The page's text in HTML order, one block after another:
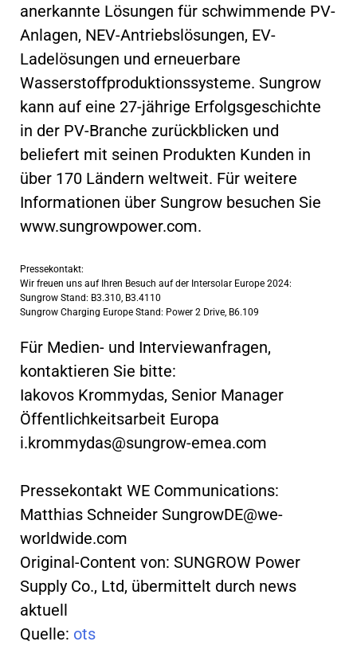
anerkannte Lösungen für schwimmende PV-
Anlagen, NEV-Antriebslösungen, EV-
Ladelösungen und erneuerbare
Wasserstoffproduktionssysteme. Sungrow
kann auf eine 27-jährige Erfolgsgeschichte
in der PV-Branche zurückblicken und
beliefert mit seinen Produkten Kunden in
über 170 Ländern weltweit. Für weitere
Informationen über Sungrow besuchen Sie
www.sungrowpower.com.
Pressekontakt:
Wir freuen uns auf Ihren Besuch auf der Intersolar Europe 2024:
Sungrow Stand: B3.310, B3.4110
Sungrow Charging Europe Stand: Power 2 Drive, B6.109
Für Medien- und Interviewanfragen,
kontaktieren Sie bitte:
Iakovos Krommydas, Senior Manager
Öffentlichkeitsarbeit Europa
i.krommydas@sungrow-emea.com
Pressekontakt WE Communications:
Matthias Schneider SungrowDE@we-
worldwide.com
Original-Content von: SUNGROW Power
Supply Co., Ltd, übermittelt durch news
aktuell
Quelle: ots